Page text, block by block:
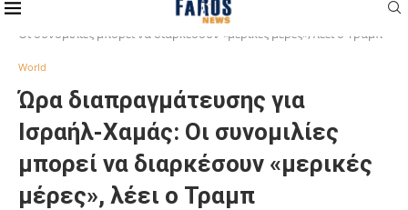
Home
Ώρα διαπραγμάτευσης για Ισραήλ-Χαμάς:
Οι συνομιλίες μπορεί να διαρκέσουν «μερικές μέρες», λέει ο Τραμπ
World
Ώρα διαπραγμάτευσης για
Ισραήλ-Χαμάς: Οι συνομιλίες
μπορεί να διαρκέσουν «μερικές
μέρες», λέει ο Τραμπ